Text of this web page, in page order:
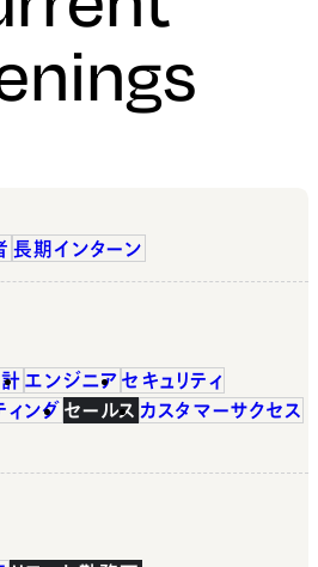
長期インターン
エンジニア セキュリティ
ィング セールス カスタマーサクセス